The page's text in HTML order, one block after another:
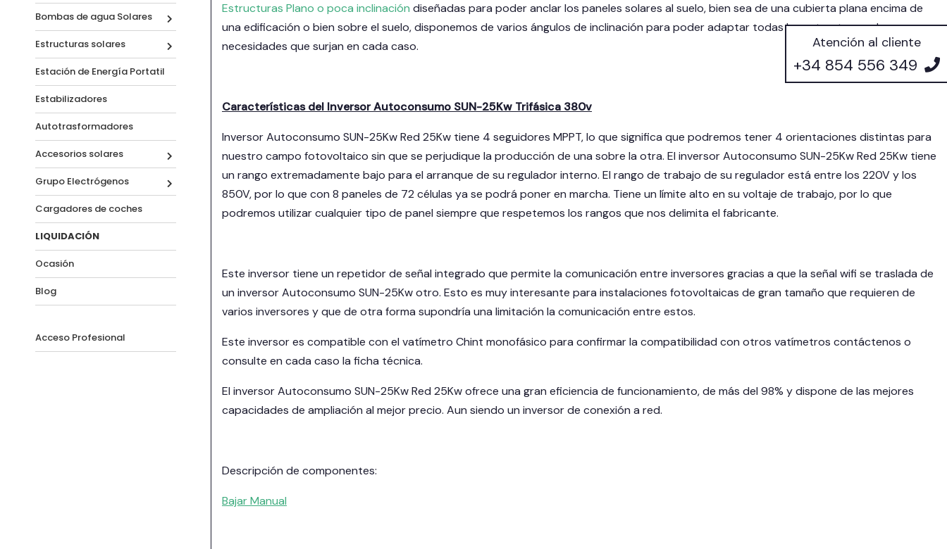
Bombas de agua Solares
Estructuras solares
Estación de Energía Portatil
Estabilizadores
Autotrasformadores
Accesorios solares
Grupo Electrógenos
Cargadores de coches
LIQUIDACIÓN
Ocasión
Blog
Acceso Profesional
Estructuras Plano o poca inclinación diseñadas para poder anclar los paneles solares al suelo, bien sea de una cubierta plana encima de
una edificación o bien sobre el suelo, disponemos de varios ángulos de inclinación para poder adaptar todas las estructuras a las
necesidades que surjan en cada caso.
Características del Inversor Autoconsumo SUN-25Kw Trifásica 380v
Inversor Autoconsumo SUN-25Kw Red 25Kw tiene 4 seguidores MPPT, lo que significa que podremos tener 4 orientaciones distintas para
nuestro campo fotovoltaico sin que se perjudique la producción de una sobre la otra. El inversor Autoconsumo SUN-25Kw Red 25Kw tiene
un rango extremadamente bajo para el arranque de su regulador interno. El rango de trabajo de su regulador está entre los 220V y los
850V, por lo que con 8 paneles de 72 células ya se podrá poner en marcha. Tiene un límite alto en su voltaje de trabajo, por lo que
podremos utilizar cualquier tipo de panel siempre que respetemos los rangos que nos delimita el fabricante.
Este inversor tiene un repetidor de señal integrado que permite la comunicación entre inversores gracias a que la señal wifi se traslada de
un inversor Autoconsumo SUN-25Kw otro. Esto es muy interesante para instalaciones fotovoltaicas de gran tamaño que requieren de
varios inversores y que de otra forma supondría una limitación la comunicación entre estos.
Este inversor es compatible con el vatímetro Chint monofásico para confirmar la compatibilidad con otros vatímetros contáctenos o
consulte en cada caso la ficha técnica.
El inversor Autoconsumo SUN-25Kw Red 25Kw ofrece una gran eficiencia de funcionamiento, de más del 98% y dispone de las mejores
capacidades de ampliación al mejor precio. Aun siendo un inversor de conexión a red.
Descripción de componentes:
Bajar Manual
Atención al cliente
+34 854 556 349